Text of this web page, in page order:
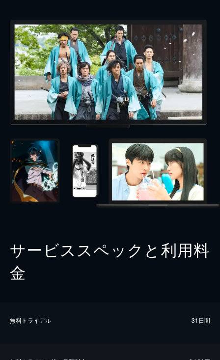
サービススペックと利用料
金
無料トライアル 31日間